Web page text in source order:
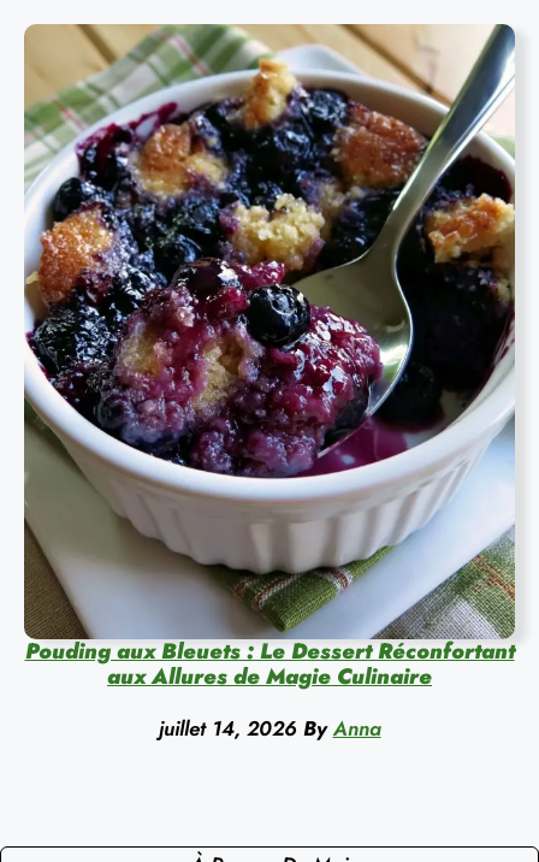
Pouding aux Bleuets : Le Dessert Réconfortant
aux Allures de Magie Culinaire
juillet 14, 2026 By Anna